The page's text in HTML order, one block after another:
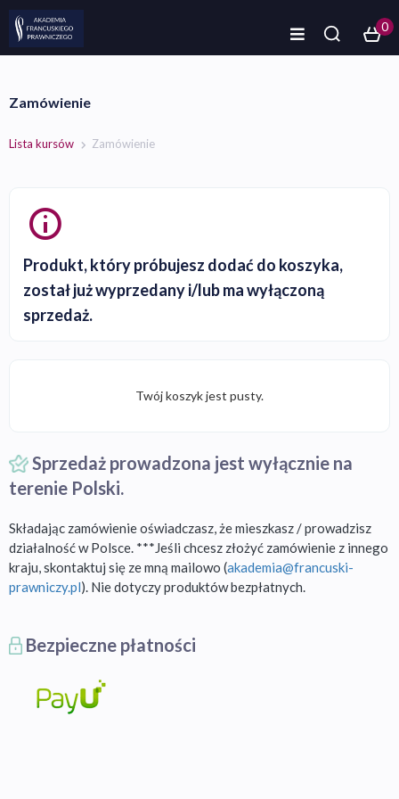
0
Zamówienie
Lista kursów Zamówienie
Produkt, który próbujesz dodać do koszyka,
został już wyprzedany i/lub ma wyłączoną
sprzedaż.
Twój koszyk jest pusty.
Sprzedaż prowadzona jest wyłącznie na
terenie Polski.
Składając zamówienie oświadczasz, że mieszkasz / prowadzisz
działalność w Polsce. ***Jeśli chcesz złożyć zamówienie z innego
kraju, skontaktuj się ze mną mailowo (akademia@francuski-
prawniczy.pl). Nie dotyczy produktów bezpłatnych.
Bezpieczne płatności